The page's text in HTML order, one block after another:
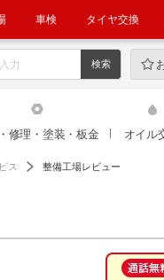
車検 タイヤ交換
修理・塗装・板金 オイル
ス 整備工場レビュー